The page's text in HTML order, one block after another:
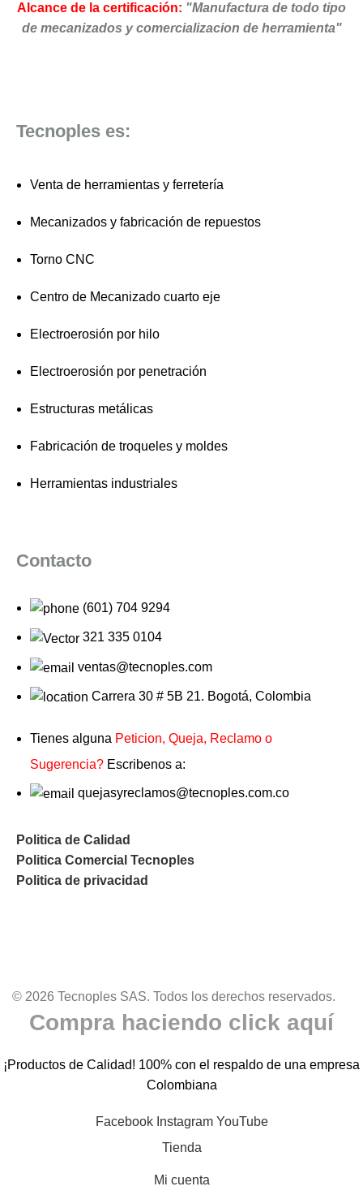
Alcance de la certificación: "Manufactura de todo tipo
de mecanizados y comercializacion de herramienta"
Tecnoples es:
Venta de herramientas y ferretería
Mecanizados y fabricación de repuestos
Torno CNC
Centro de Mecanizado cuarto eje
Electroerosión por hilo
Electroerosión por penetración
Estructuras metálicas
Fabricación de troqueles y moldes
Herramientas industriales
Contacto
(601) 704 9294
321 335 0104
ventas@tecnoples.com
Carrera 30 # 5B 21. Bogotá, Colombia
Tienes alguna Peticion, Queja, Reclamo o
Sugerencia? Escribenos a:
quejasyreclamos@tecnoples.com.co
Politica de Calidad
Politica Comercial Tecnoples
Politica de privacidad
© 2026 Tecnoples SAS. Todos los derechos reservados.
Compra haciendo click aquí
¡Productos de Calidad! 100% con el respaldo de una empresa
Colombiana
Facebook Instagram YouTube
Tienda
Mi cuenta